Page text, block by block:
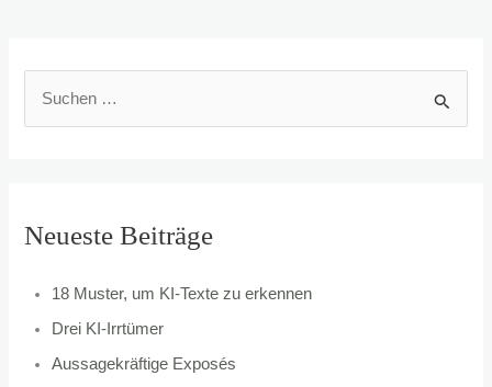
n
Neueste Beiträge
18 Muster, um KI-Texte zu erkennen
Drei KI-Irrtümer
Aussagekräftige Exposés